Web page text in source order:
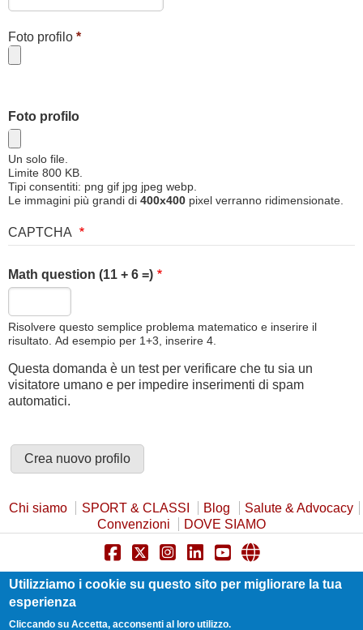
Foto profilo *
Foto profilo
Un solo file.
Limite 800 KB.
Tipi consentiti: png gif jpg jpeg webp.
Le immagini più grandi di 400x400 pixel verranno ridimensionate.
CAPTCHA
Math question (11 + 6 =)
Risolvere questo semplice problema matematico e inserire il
risultato. Ad esempio per 1+3, inserire 4.
Questa domanda è un test per verificare che tu sia un
visitatore umano e per impedire inserimenti di spam
automatici.
Chi siamo SPORT & CLASSI Blog
Salute & Advocacy
Convenzioni
DOVE SIAMO
Privacy Policy Cookie Policy
Safeguarding
Utilizziamo i cookie su questo sito per migliorare la tua
esperienza
Cliccando su Accetta, acconsenti al loro utilizzo.